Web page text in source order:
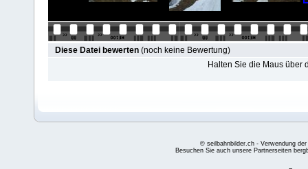
Diese Datei bewerten (noch keine Bewertung)
Halten Sie die Maus über
© seilbahnbilder.ch - Verwendung
Besuchen Sie auch unsere Partnerseiten